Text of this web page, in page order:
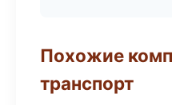
Похожие
транспорт